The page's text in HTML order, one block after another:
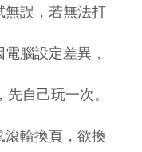
無誤，若無法打
腦設定差異，
自己玩一次。
輪換頁，欲換